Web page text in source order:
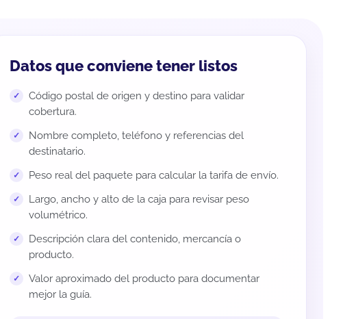
Datos que conviene tener listos
Código postal de origen y destino para validar
cobertura.
Nombre completo, teléfono y referencias del
destinatario.
Peso real del paquete para calcular la tarifa de envío.
Largo, ancho y alto de la caja para revisar peso
volumétrico.
Descripción clara del contenido, mercancía o
producto.
Valor aproximado del producto para documentar
mejor la guía.